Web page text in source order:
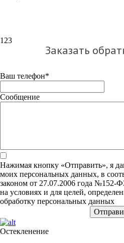
123
Заказать
Ваш телефон*
Сообщение
Нажимая кнопку «Отправить», я
моих персональных данных, в
законом от 27.07.2006 года №152-
на условиях и для целей,
обработку персональных данных
Остекленение